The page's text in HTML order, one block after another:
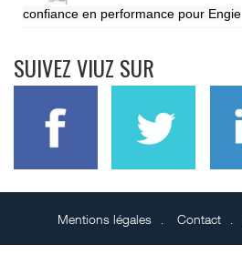
confiance en performance pour Engie
SUIVEZ VIUZ SUR
Mentions légales Contact